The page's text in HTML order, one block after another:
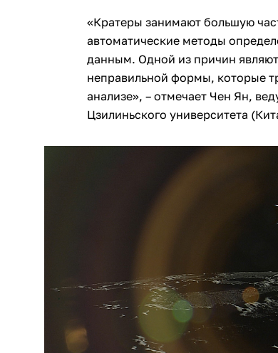
«Кратеры занимают большую
автоматические методы
данным. Одной из причин
неправильной формы, которые
анализе», – отмечает Чен Ян,
Цзилиньского университета